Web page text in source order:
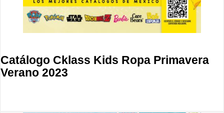
Catálogo Cklass Kids Ropa Primavera
Verano 2023